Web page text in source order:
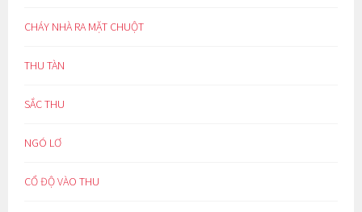
CHÁY NHÀ RA MẶT CHUỘT
THU TÀN
SẮC THU
NGÓ LƠ
CỔ ĐỘ VÀO THU